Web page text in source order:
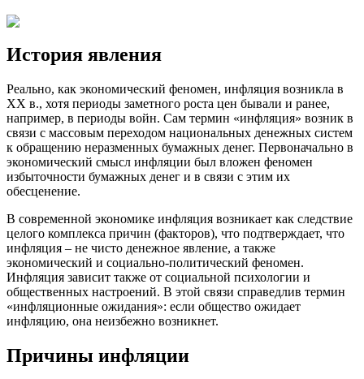
История явления
Реально, как экономический феномен, инфляция возникла в
XX в., хотя периоды заметного роста цен бывали и ранее,
например, в периоды войн. Сам термин «инфляция» возник в
связи с массовым переходом национальных денежных систем
к обращению неразменных бумажных денег. Первоначально в
экономический смысл инфляции был вложен феномен
избыточности бумажных денег и в связи с этим их
обесценение.
В современной экономике инфляция возникает как следствие
целого комплекса причин (факторов), что подтверждает, что
инфляция – не чисто денежное явление, а также
экономический и социально-политический феномен.
Инфляция зависит также от социальной психологии и
общественных настроений. В этой связи справедлив термин
«инфляционные ожидания»: если общество ожидает
инфляцию, она неизбежно возникнет.
Причины инфляции